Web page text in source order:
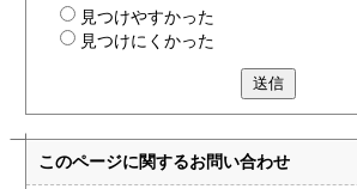
見つけやすかった
見つけにくかった
送信
このページに関するお問い合わせ